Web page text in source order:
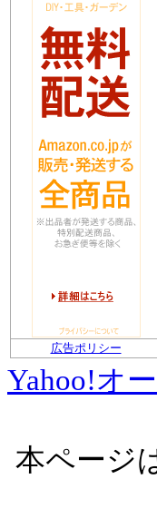
広告ポリシー
Yahoo!オ
本ページ